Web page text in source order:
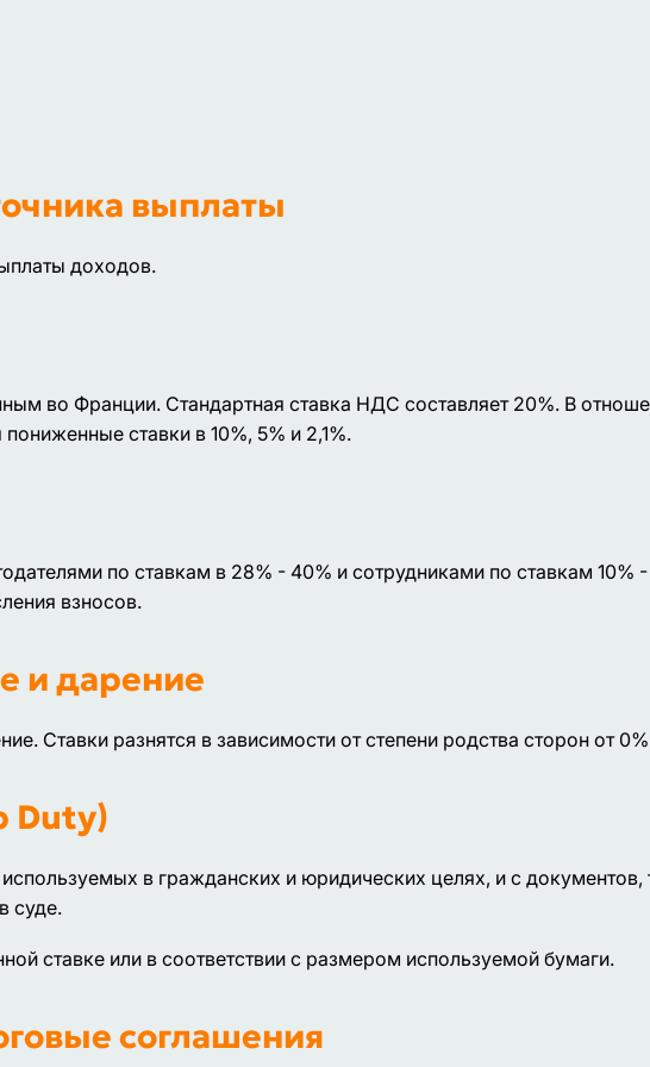
выплаты
доходов.
во Франции. Стандартная ставка НДС составляет 20%. В
ставки в 10%, 5% и 2,1%.
по ставкам в 28% - 40% и сотрудниками по ставкам 10% -
взносов.
и дарение
Ставки разнятся в зависимости от степени родства сторон от
Duty)
в гражданских и юридических целях, и с
суде.
ставке или в соответствии с размером используемой бумаги.
соглашения